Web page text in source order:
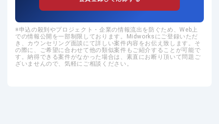
申込の殺到やプロジェクト・企業の情報流出を防ぐため、Web上
での情報公開を一部制限しております。Midworksにご登録いただ
き、カウンセリング面談にて詳しい案件内容をお伝え致します。そ
の際に、ご希望に合わせて他の類似案件もご紹介することが可能で
す。納得できる案件がなかった場合は、素直にお断り頂いて問題ご
ざいませんので、気軽にご相談ください。